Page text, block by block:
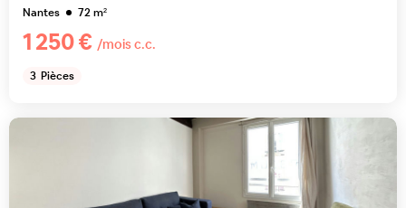
Nantes 72m²
1 250 € /mois c.c.
3 Pièces